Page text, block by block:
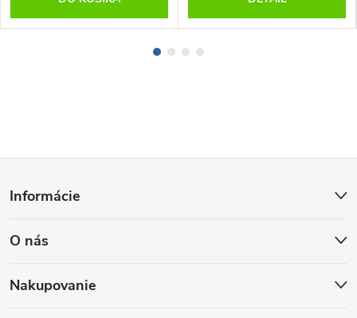
p
ä
Informácie
O nás
Nakupovanie